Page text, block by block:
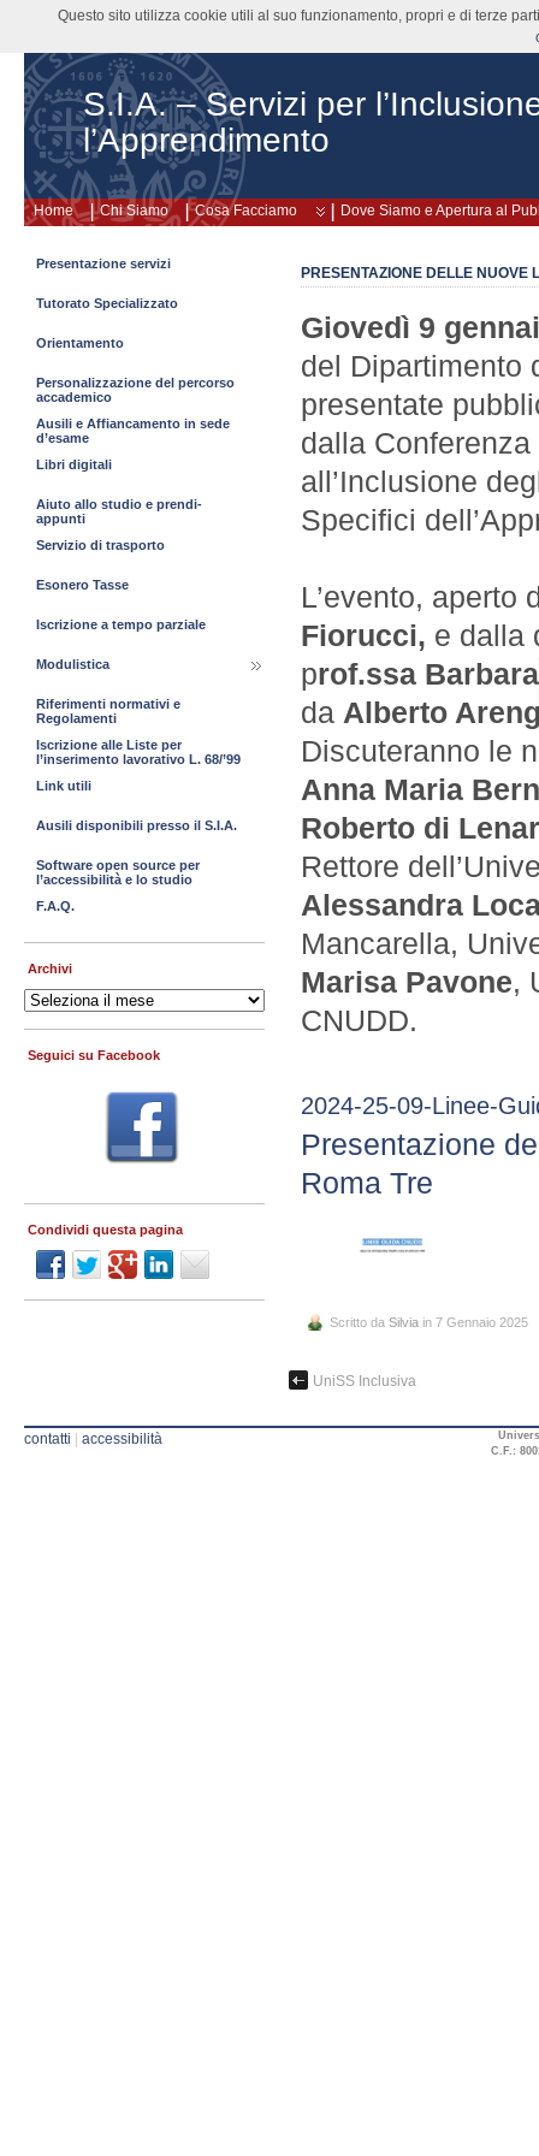
S.I.A. – Servizi per
l’Apprendimento
Home Chi Siamo Cosa Facciamo Dove Siamo e Apertura al
PRESENTAZIONE DELLE NUOVE
Giovedì 9
del Dipartimento
presentate
dalla
all’Inclusione
Specifici
L’evento,
Fiorucci, e dalla
prof.ssa
da Alberto
Discuteranno le
Anna Maria
Roberto di
Rettore
Alessandra
Mancarella,
Marisa Pavone,
CNUDD.
2024-25-09-Linee-
Presentazione
Roma Tre
Scritto da Silvia in 7 Gennaio 2025
UniSS Inclusiva
Presentazione servizi
Tutorato Specializzato
Orientamento
Personalizzazione del percorso
accademico
Ausili e Affiancamento in sede
d’esame
Libri digitali
Aiuto allo studio e prendi-
appunti
Servizio di trasporto
Esonero Tasse
Iscrizione a tempo parziale
Modulistica
Riferimenti normativi e
Regolamenti
Iscrizione alle Liste per
l’inserimento lavorativo L. 68/’99
Link utili
Ausili disponibili presso il S.I.A.
Software open source per
l’accessibilità e lo studio
F.A.Q.
Archivi
Archivi
Seguici su Facebook
Condividi questa pagina
contatti accessibilità
C.F.:
Questo sito utilizza cookie utili al suo funzionamento, propri e di terze